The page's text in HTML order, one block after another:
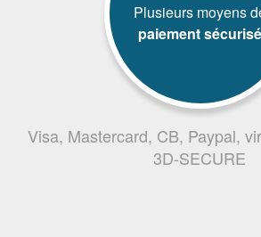
Plusieurs moyens
paiement sécurisé
Visa, Mastercard, CB, Paypal,
3D-SECURE